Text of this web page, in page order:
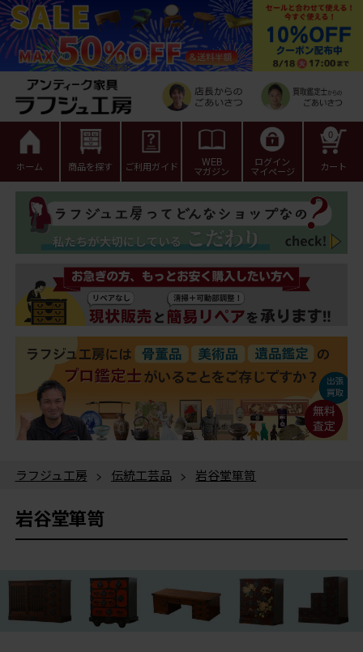
ホーム 商品を探す ご利用ガイド WEB
マガジン
ログイン
マイページ カート
0
ラフジュ工房 > 伝統工芸品 > 岩谷堂箪笥
岩谷堂箪笥